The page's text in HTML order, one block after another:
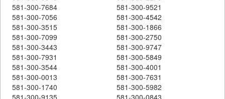
581-300-7684
581-300-9521
581-300-7056
581-300-4542
581-300-3515
581-300-1866
581-300-7099
581-300-2750
581-300-3443
581-300-9747
581-300-7931
581-300-5849
581-300-3544
581-300-4001
581-300-0013
581-300-7631
581-300-1740
581-300-5982
581-300-9135
581-300-0843